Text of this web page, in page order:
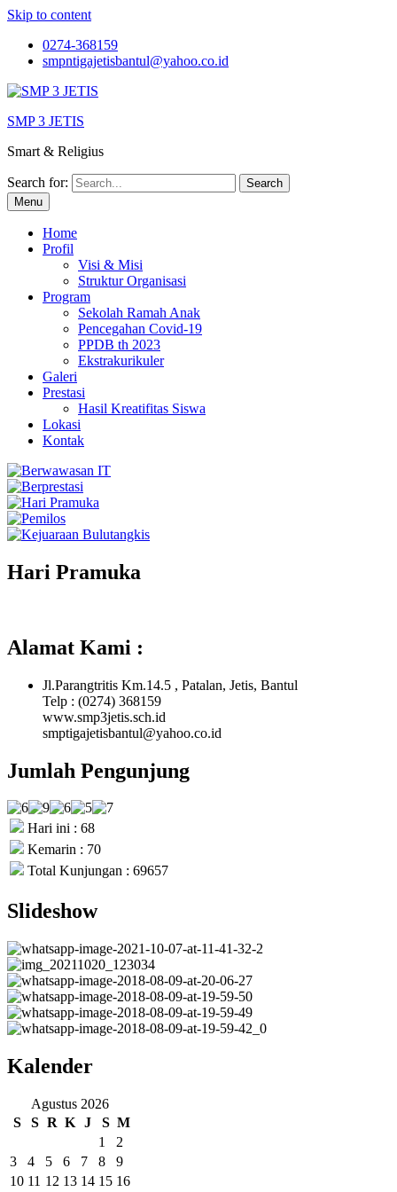
Skip to content
0274-368159
smpntigajetisbantul@yahoo.co.id
SMP 3 JETIS
Smart & Religius
Search for:
Menu
Home
Profil
Visi & Misi
Struktur Organisasi
Program
Sekolah Ramah Anak
Pencegahan Covid-19
PPDB th 2023
Ekstrakurikuler
Galeri
Prestasi
Hasil Kreatifitas Siswa
Lokasi
Kontak
Hari Pramuka
Alamat Kami :
Jl.Parangtritis Km.14.5 , Patalan, Jetis, Bantul
Telp : (0274) 368159
www.smp3jetis.sch.id
smptigajetisbantul@yahoo.co.id
Jumlah Pengunjung
Hari ini : 68
Kemarin : 70
Total Kunjungan : 69657
Slideshow
Kalender
Agustus 2026
S
S R K J S M
1
2
3
4 5 6 7 8
9
10 11 12 13 14 15 16